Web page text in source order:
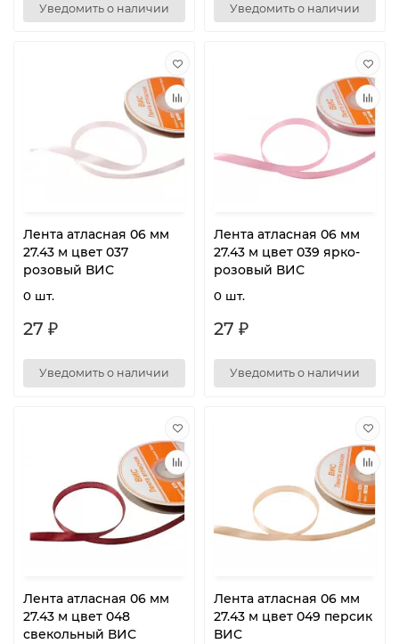
Уведомить о наличии Уведомить о наличии
Лента атласная 06 мм
27.43 м цвет 037
розовый ВИС
0 шт.
27 ₽
Уведомить о наличии
Лента атласная 06 мм
27.43 м цвет 039 ярко-
розовый ВИС
0 шт.
27 ₽
Уведомить о наличии
Лента атласная 06 мм
27.43 м цвет 048
свекольный ВИС
Лента атласная 06 мм
27.43 м цвет 049 персик
ВИС